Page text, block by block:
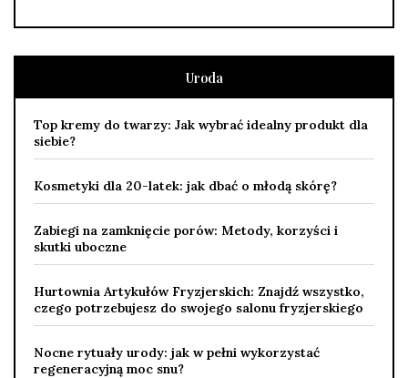
Uroda
Top kremy do twarzy: Jak wybrać idealny produkt dla
siebie?
Kosmetyki dla 20-latek: jak dbać o młodą skórę?
Zabiegi na zamknięcie porów: Metody, korzyści i
skutki uboczne
Hurtownia Artykułów Fryzjerskich: Znajdź wszystko,
czego potrzebujesz do swojego salonu fryzjerskiego
Nocne rytuały urody: jak w pełni wykorzystać
regeneracyjną moc snu?